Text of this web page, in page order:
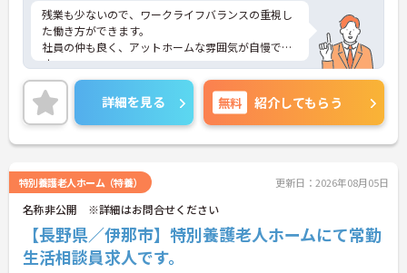
残業も少ないので、ワークライフバランスの重視し
た働き方ができます。
社員の仲も良く、アットホームな雰囲気が自慢で
す。
ご興味ある方には、面接対策ポイントなど、詳細を
お話しいたしますのでお気軽にご相談ください。
詳細を見る 無料 紹介してもらう
特別養護老人ホーム（特養） 更新日：2026年08月05日
名称非公開 ※詳細はお問合せください
【長野県／伊那市】特別養護老人ホームにて常勤
生活相談員求人です。